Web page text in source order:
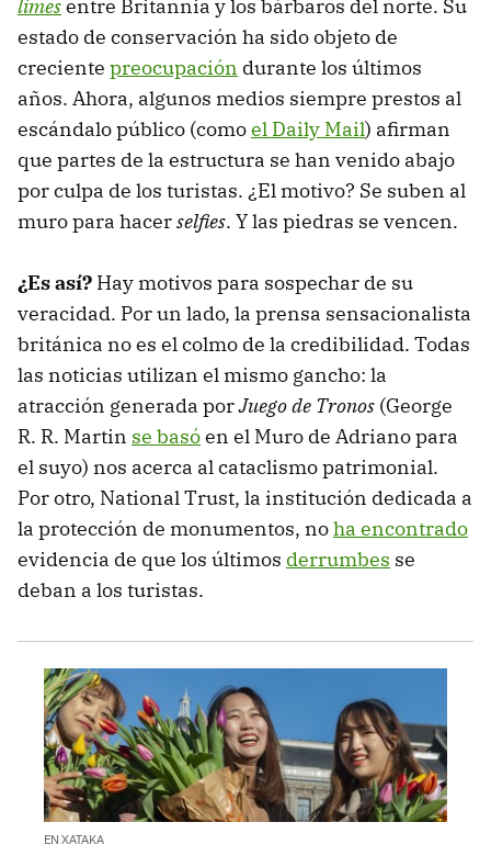
limesentre Britannia y los bárbaros del norte. Su
estado de conservación ha sido objeto de
creciente preocupación durante los últimos
años. Ahora, algunos medios siempre prestos al
escándalo público (comoel Daily Mail) afirman
que partes de la estructura se han venido abajo
por culpa de los turistas. ¿El motivo? Se suben al
muro para hacerselfies. Y las piedras se vencen.
¿Es así? Hay motivos para sospechar de su
veracidad. Por un lado, la prensa sensacionalista
británica no es el colmo de la credibilidad. Todas
las noticias utilizan el mismo gancho: la
atracción generada porJuego de Tronos (George
R. R. Martin se basóen el Muro de Adriano para
el suyo) nos acerca al cataclismo patrimonial.
Por otro, National Trust, la institución dedicada a
la protección de monumentos, noha encontrado
evidencia de que los últimos derrumbes se
deban a los turistas.
EN XATAKA